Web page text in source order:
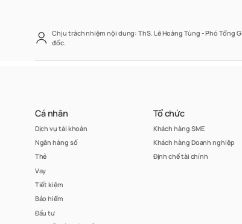
Chịu trách nhiệm nội dung: ThS. Lê Hoàng Tùng - Phó Tổng
đốc.
Cá nhân
Dịch vụ tài khoản
Ngân hàng số
Thẻ
Vay
Tiết kiệm
Bảo hiểm
Đầu tư
Tổ chức
Khách hàng SME
Khách hàng Doanh nghiệp
Định chế tài chính